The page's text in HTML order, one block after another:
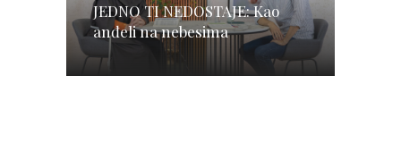
JEDNO TI NEDOSTAJE: Kao
anđeli na nebesima